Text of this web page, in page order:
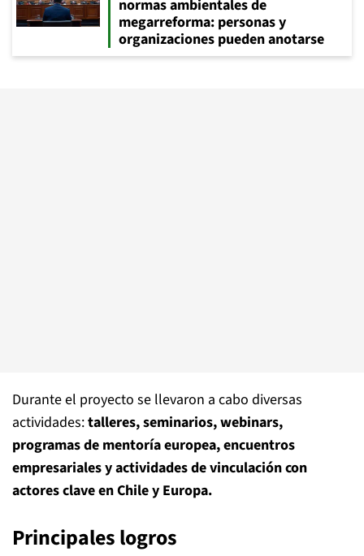
normas ambientales de
megarreforma: personas y
organizaciones pueden anotarse
Durante el proyecto se llevaron a cabo diversas
actividades:talleres, seminarios, webinars,
programas de mentoría europea, encuentros
empresariales y actividades de vinculación con
actores clave en Chile y Europa.
Principales logros